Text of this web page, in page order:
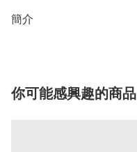
簡介
你可能感興趣的商品